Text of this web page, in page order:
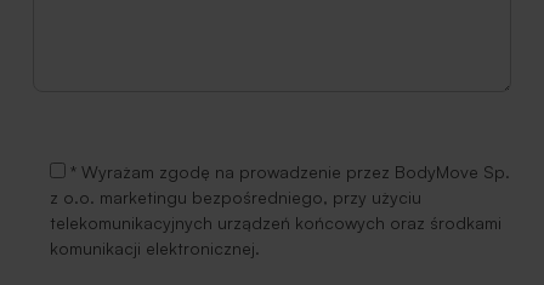
* Wyrażam zgodę na prowadzenie przez BodyMove Sp.
z o.o. marketingu bezpośredniego, przy użyciu
telekomunikacyjnych urządzeń końcowych oraz środkami
komunikacji elektronicznej.